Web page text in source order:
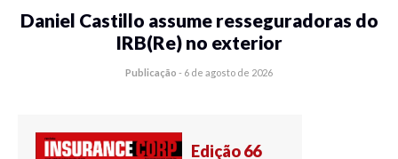
Daniel Castillo assume resseguradoras do
IRB(Re) no exterior
Publicação - 6 de agosto de 2026